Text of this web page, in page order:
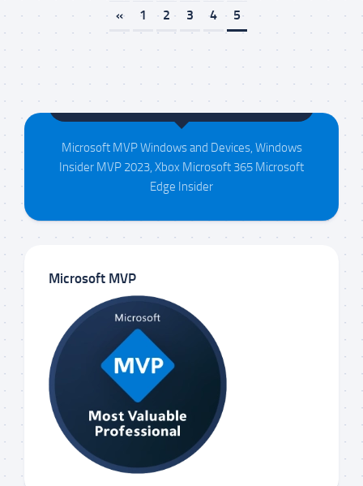
« 1 2 3 4 5
Maison da Silva
Microsoft MVP Windows and Devices, Windows
Insider MVP 2023, Xbox Microsoft 365 Microsoft
Edge Insider
Microsoft MVP